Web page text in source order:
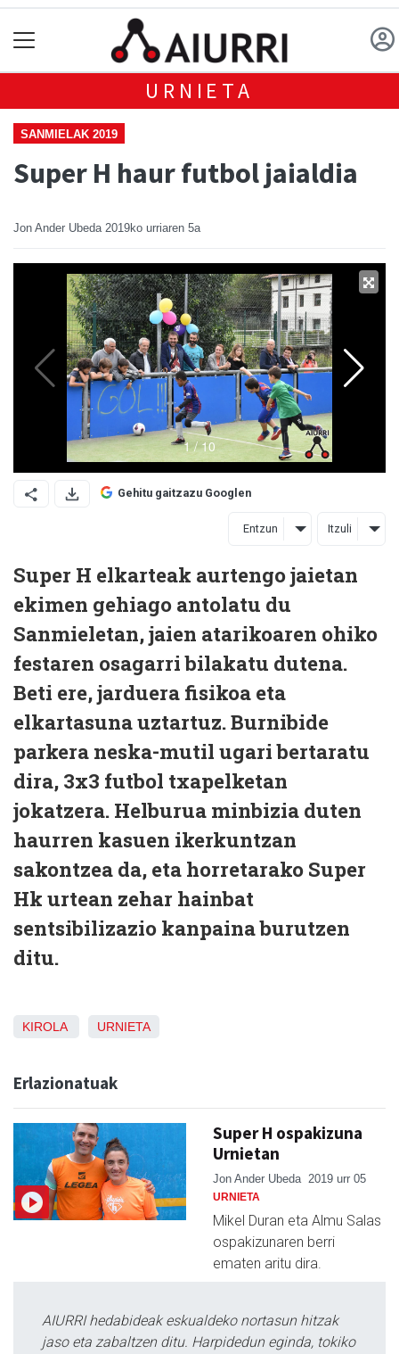
URNIETA
SANMIELAK 2019
Super H haur futbol jaialdia
Jon Ander Ubeda 2019ko urriaren 5a
Gehitu gaitzazu Googlen
Entzun Itzuli
Super H elkarteak aurtengo jaietan
ekimen gehiago antolatu du
Sanmieletan, jaien atarikoaren ohiko
festaren osagarri bilakatu dutena.
Beti ere, jarduera fisikoa eta
elkartasuna uztartuz. Burnibide
parkera neska-mutil ugari bertaratu
dira, 3x3 futbol txapelketan
jokatzera. Helburua minbizia duten
haurren kasuen ikerkuntzan
sakontzea da, eta horretarako Super
Hk urtean zehar hainbat
sentsibilizazio kanpaina burutzen
ditu.
KIROLA URNIETA
Erlazionatuak
Super H ospakizuna
Urnietan
Jon Ander Ubeda 2019 urr 05
URNIETA
Mikel Duran eta Almu Salas
ospakizunaren berri
ematen aritu dira.
AIURRI hedabideak eskualdeko nortasun hitzak
jaso eta zabaltzen ditu. Harpidedun eginda, tokiko